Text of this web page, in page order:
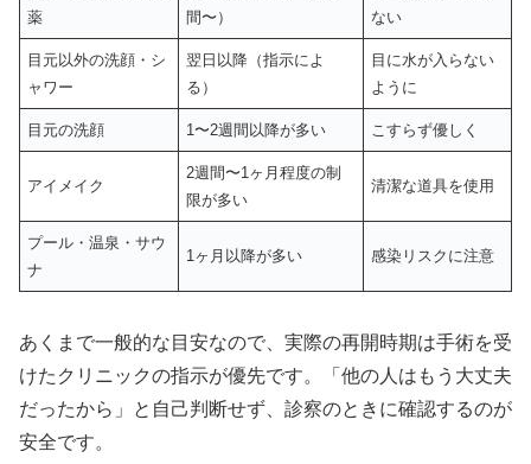
薬
間〜）
ない
目元以外の洗顔・シ
ャワー
翌日以降（指示によ
る）
目に水が入らない
ように
目元の洗顔 1〜2週間以降が多い こすらず優しく
アイメイク
2週間〜1ヶ月程度の制
限が多い
清潔な道具を使用
プール・温泉・サウ
ナ
1ヶ月以降が多い 感染リスクに注意
あくまで一般的な目安なので、実際の再開時期は手術を受
けたクリニックの指示が優先です。「他の人はもう大丈夫
だったから」と自己判断せず、診察のときに確認するのが
安全です。